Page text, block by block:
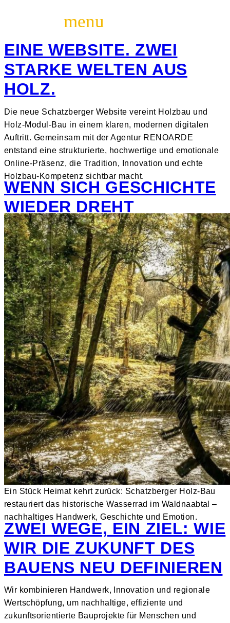
EINE WEBSITE. ZWEI
STARKE WELTEN AUS
HOLZ.
Die neue Schatzberger Website vereint Holzbau und
Holz-Modul-Bau in einem klaren, modernen digitalen
Auftritt. Gemeinsam mit der Agentur RENOARDE
entstand eine strukturierte, hochwertige und emotionale
Online-Präsenz, die Tradition, Innovation und echte
Holzbau-Kompetenz sichtbar macht.
WENN SICH GESCHICHTE
WIEDER DREHT
Ein Stück Heimat kehrt zurück: Schatzberger Holz-Bau
restauriert das historische Wasserrad im Waldnaabtal –
nachhaltiges Handwerk, Geschichte und Emotion.
ZWEI WEGE, EIN ZIEL: WIE
WIR DIE ZUKUNFT DES
BAUENS NEU DEFINIEREN
Wir kombinieren Handwerk, Innovation und regionale
Wertschöpfung, um nachhaltige, effiziente und
zukunftsorientierte Bauprojekte für Menschen und